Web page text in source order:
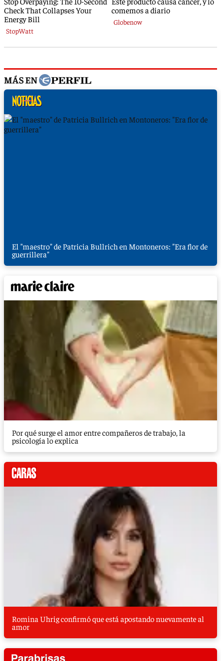
MÁS EN
El "maestro" de Patricia Bullrich en Montoneros: "Era flor de
guerrillera"
Por qué surge el amor entre compañeros de trabajo, la
psicología lo explica
Romina Uhrig confirmó que está apostando nuevamente al
amor